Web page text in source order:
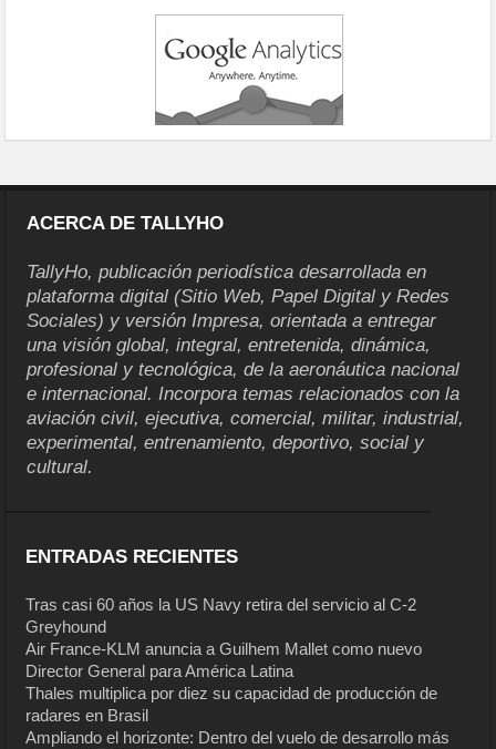
ACERCA DE TALLYHO
TallyHo, publicación periodística desarrollada en
plataforma digital (Sitio Web, Papel Digital y Redes
Sociales) y versión Impresa, orientada a entregar
una visión global, integral, entretenida, dinámica,
profesional y tecnológica, de la aeronáutica nacional
e internacional. Incorpora temas relacionados con la
aviación civil, ejecutiva, comercial, militar, industrial,
experimental, entrenamiento, deportivo, social y
cultural.
ENTRADAS RECIENTES
Tras casi 60 años la US Navy retira del servicio al C-2
Greyhound
Air France-KLM anuncia a Guilhem Mallet como nuevo
Director General para América Latina
Thales multiplica por diez su capacidad de producción de
radares en Brasil
Ampliando el horizonte: Dentro del vuelo de desarrollo más